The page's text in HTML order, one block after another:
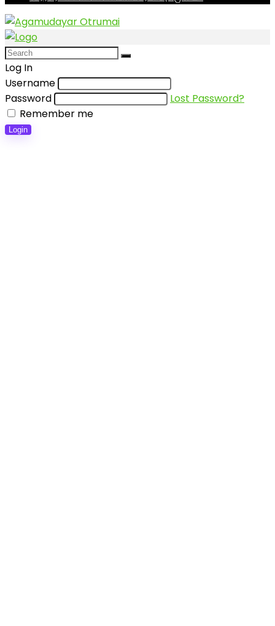
Log In
Username
Password
Lost Password?
Remember me
Login